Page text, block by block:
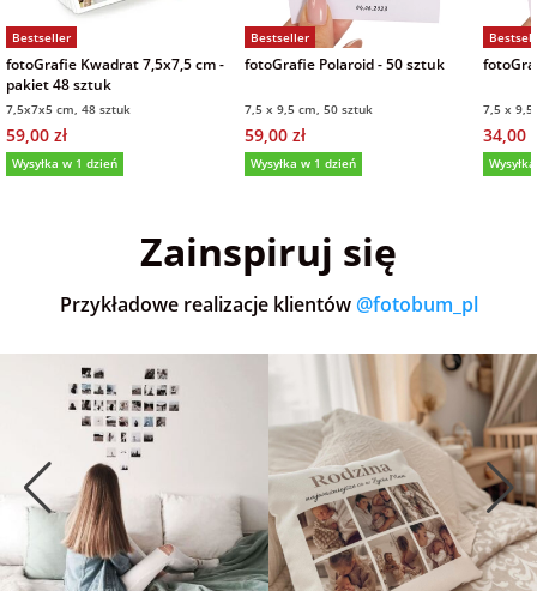
Bestseller
fotoGrafie Kwadrat 7,5x7,5 cm -
pakiet 48 sztuk
7,5x7x5 cm, 48 sztuk
59,00 zł
Wysyłka w 1 dzień
Bestseller
fotoGrafie Polaroid - 50 sztuk
7,5 x 9,5 cm, 50 sztuk
59,00 zł
Wysyłka w 1 dzień
7,5 x
34,00
Zainspiruj się
Przykładowe realizacje klientów @fotobum_pl